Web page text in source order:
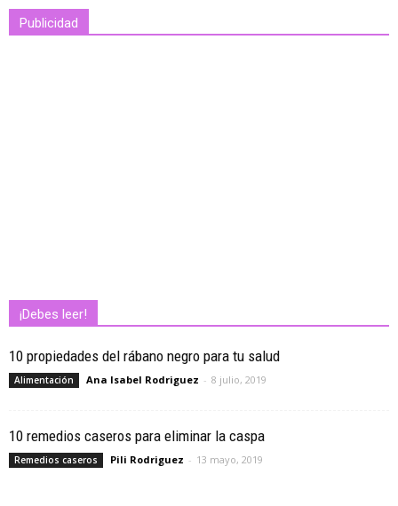
Publicidad
¡Debes leer!
10 propiedades del rábano negro para tu salud
Alimentación Ana Isabel Rodriguez - 8 julio, 2019
10 remedios caseros para eliminar la caspa
Remedios caseros Pili Rodriguez - 13 mayo, 2019